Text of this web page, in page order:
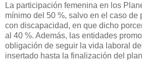
La participación femenina en los
mínimo del 50 %, salvo en el caso de
con discapacidad, en que dicho
al 40 %. Además, las entidades
obligación de seguir la vida laboral
insertado hasta la finalización del